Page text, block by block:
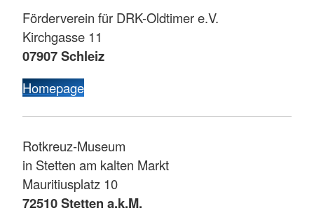
Förderverein für DRK-Oldtimer e.V.
Kirchgasse 11
07907 Schleiz
Homepage
Rotkreuz-Museum
in Stetten am kalten Markt
Mauritiusplatz 10
72510 Stetten a.k.M.